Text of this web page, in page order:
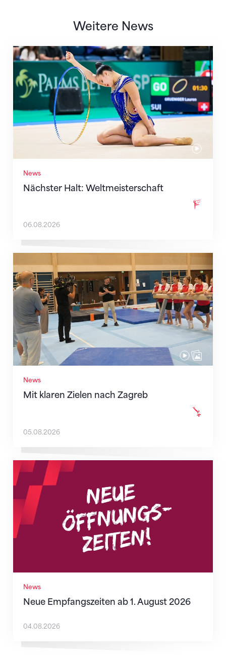
Weitere News
News
Nächster Halt: Weltmeisterschaft
Nächster Halt: Weltmeisterschaft
06.08.2026
News
Mit klaren Zielen nach Zagreb
Mit klaren Zielen nach Zagreb
05.08.2026
News
Neue Empfangszeiten ab 1. August 2026
Neue Empfangszeiten ab 1. August 2026
04.08.2026